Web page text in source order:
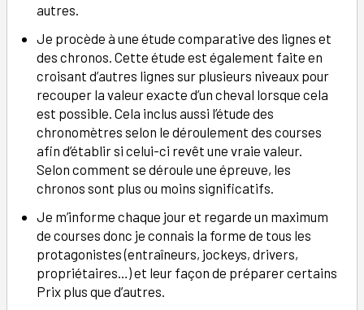
autres.
Je procède à une étude comparative des lignes et
des chronos. Cette étude est également faite en
croisant d’autres lignes sur plusieurs niveaux pour
recouper la valeur exacte d’un cheval lorsque cela
est possible. Cela inclus aussi l’étude des
chronomètres selon le déroulement des courses
afin d’établir si celui-ci revêt une vraie valeur.
Selon comment se déroule une épreuve, les
chronos sont plus ou moins significatifs.
Je m’informe chaque jour et regarde un maximum
de courses donc je connais la forme de tous les
protagonistes (entraîneurs, jockeys, drivers,
propriétaires…) et leur façon de préparer certains
Prix plus que d’autres.